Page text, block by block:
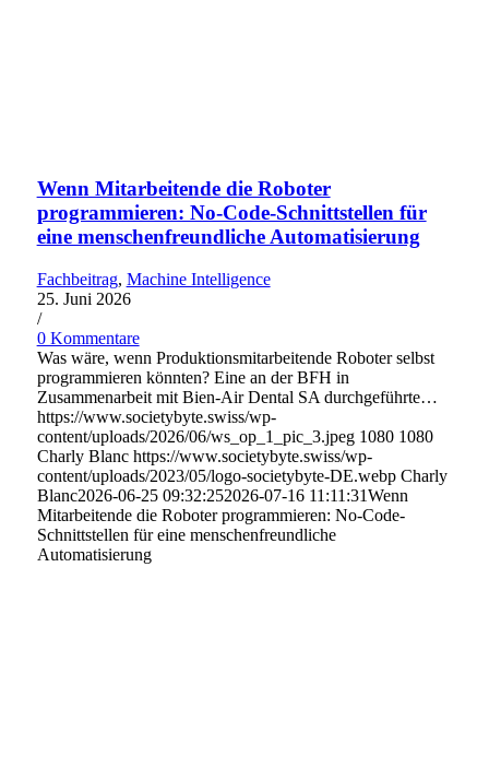
Wenn Mitarbeitende die Roboter
programmieren: No-Code-Schnittstellen für
eine menschenfreundliche Automatisierung
Fachbeitrag, Machine Intelligence
25. Juni 2026
/
0 Kommentare
Was wäre, wenn Produktionsmitarbeitende Roboter selbst
programmieren könnten? Eine an der BFH in
Zusammenarbeit mit Bien-Air Dental SA durchgeführte…
https://www.societybyte.swiss/wp-
content/uploads/2026/06/ws_op_1_pic_3.jpeg 1080 1080
Charly Blanc https://www.societybyte.swiss/wp-
content/uploads/2023/05/logo-societybyte-DE.webp Charly
Blanc2026-06-25 09:32:252026-07-16 11:11:31Wenn
Mitarbeitende die Roboter programmieren: No-Code-
Schnittstellen für eine menschenfreundliche
Automatisierung